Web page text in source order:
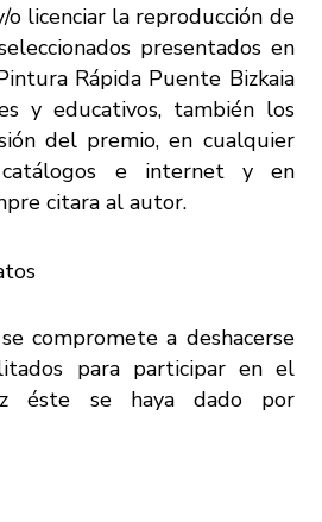
licenciar la reproducción de
presentados en
Rápida Puente Bizkaia
y educativos, también los
del premio, en cualquier
catálogos e internet y en
citara al autor.
compromete a deshacerse
para participar en el
éste se haya dado por